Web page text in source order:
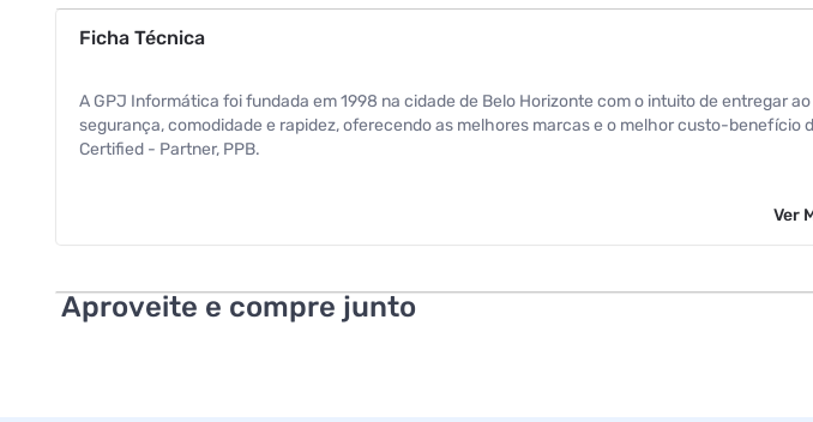
Ficha Técnica
A GPJ Informática foi fundada em 1998 na cidade de Belo Horizonte com o intuito de entregar
segurança, comodidade e rapidez, oferecendo as melhores marcas e o melhor custo-
Certified - Partner, PPB.
inteligência unida à simplicidade
Ver
Aproveite e compre junto